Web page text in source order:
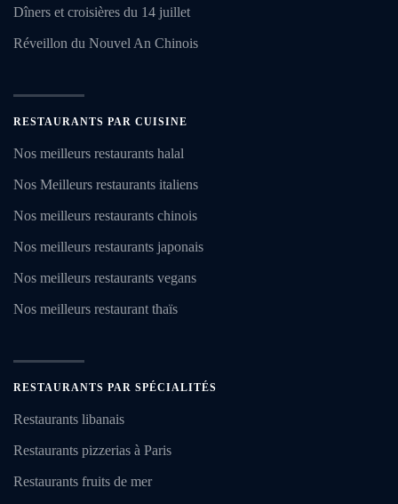
Dîners et croisières du 14 juillet
Réveillon du Nouvel An Chinois
RESTAURANTS PAR CUISINE
Nos meilleurs restaurants halal
Nos Meilleurs restaurants italiens
Nos meilleurs restaurants chinois
Nos meilleurs restaurants japonais
Nos meilleurs restaurants vegans
Nos meilleurs restaurant thaïs
RESTAURANTS PAR SPÉCIALITÉS
Restaurants libanais
Restaurants pizzerias à Paris
Restaurants fruits de mer